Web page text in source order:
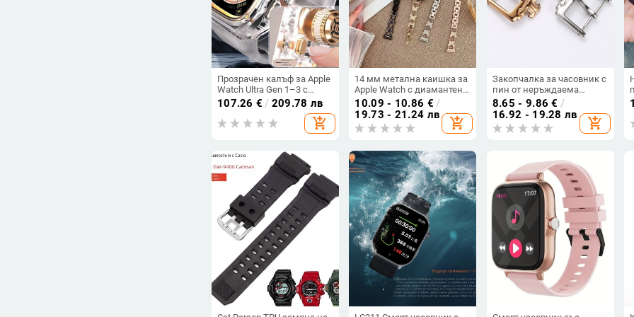
Прозрачен калъф за Apple
Watch Ultra Gen 1–3 с
кристали
107.26 € / 209.78 лв
add_shopping_cart
14 мм метална каишка за
Apple Watch с диамантено
инкрустиране, стилна,
съвместима с Apple
Watch, Xiaomi Mi Band и
Huawei
10.09 - 10.86 € /
19.73 - 21.24 лв
add_shopping_cart
Закопчалка за часовник с
пин от неръждаема
стомана за кожена
каишка — Jaeger-LeCoultre
Big Mark
8.65 - 9.86 € /
16.92 - 19.28 лв
add_shopping_cart